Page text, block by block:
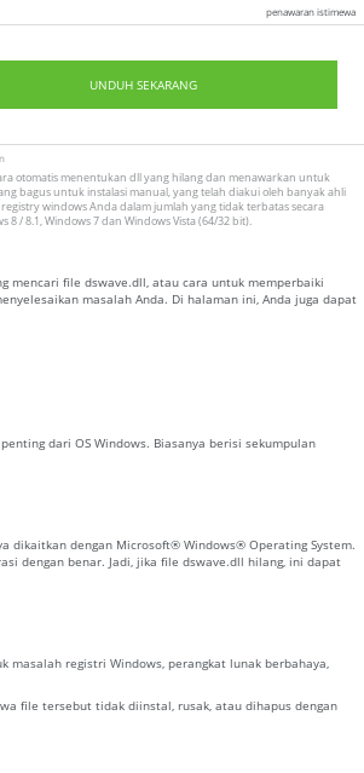
penawaran istimewa
UNDUH SEKARANG
otomatis menentukan dll yang hilang dan menawarkan untuk
bagus untuk instalasi manual, yang telah diakui oleh banyak ahli
windows Anda dalam jumlah yang tidak terbatas secara
/ 8.1, Windows 7 dan Windows Vista (64/32 bit).
mencari file dswave.dll, atau cara untuk memperbaiki
masalah Anda. Di halaman ini, Anda juga dapat
dari OS Windows. Biasanya berisi sekumpulan
dikaitkan dengan Microsoft® Windows® Operating System.
dengan benar. Jadi, jika file dswave.dll hilang, ini dapat
masalah registri Windows, perangkat lunak berbahaya,
file tersebut tidak diinstal, rusak, atau dihapus dengan